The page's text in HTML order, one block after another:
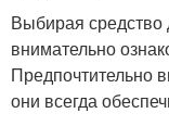
Выбирая средство
внимательно
Предпочтительно
они всегда